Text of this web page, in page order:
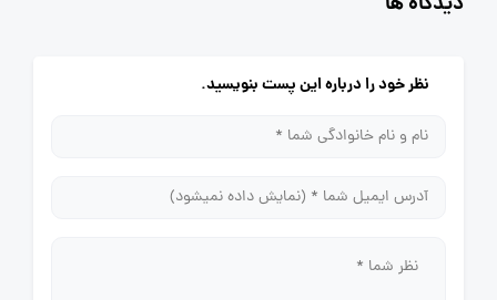
نظر خود را درباره این پست بنویسید.